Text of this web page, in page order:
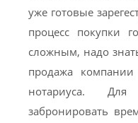
уже готовые
процесс покупки
сложным, надо
продажа компании
нотариуса.
забронировать